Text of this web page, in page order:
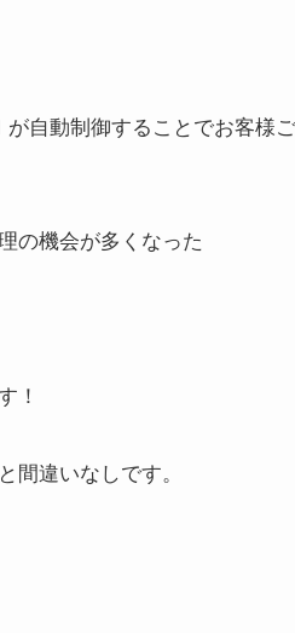
自動制御することでお客様
の機会が多くなった
！
間違いなしです。